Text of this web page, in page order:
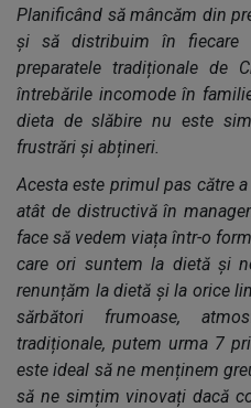
Planificând să mâncăm din
și să distribuim în fiecare
preparatele tradiționale de
întrebările incomode în
dieta de slăbire nu este
frustrări și abțineri.
Acesta este primul pas către
atât de distructivă în
face să vedem viața într-o
care ori suntem la dietă și
renunțăm la dietă și la orice
sărbători frumoase,
tradiționale, putem urma 7
este ideal să ne menținem
să ne simțim vinovați dacă